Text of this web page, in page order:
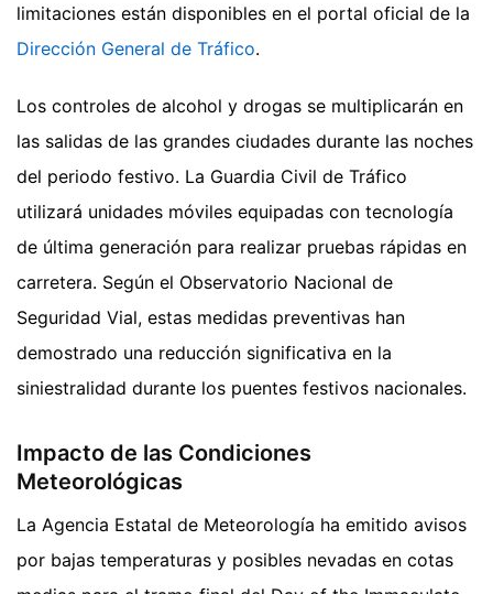
limitaciones están disponibles en el portal oficial de la
Dirección General de Tráfico.
Los controles de alcohol y drogas se multiplicarán en
las salidas de las grandes ciudades durante las noches
del periodo festivo. La Guardia Civil de Tráfico
utilizará unidades móviles equipadas con tecnología
de última generación para realizar pruebas rápidas en
carretera. Según el Observatorio Nacional de
Seguridad Vial, estas medidas preventivas han
demostrado una reducción significativa en la
siniestralidad durante los puentes festivos nacionales.
Impacto de las Condiciones
Meteorológicas
La Agencia Estatal de Meteorología ha emitido avisos
por bajas temperaturas y posibles nevadas en cotas